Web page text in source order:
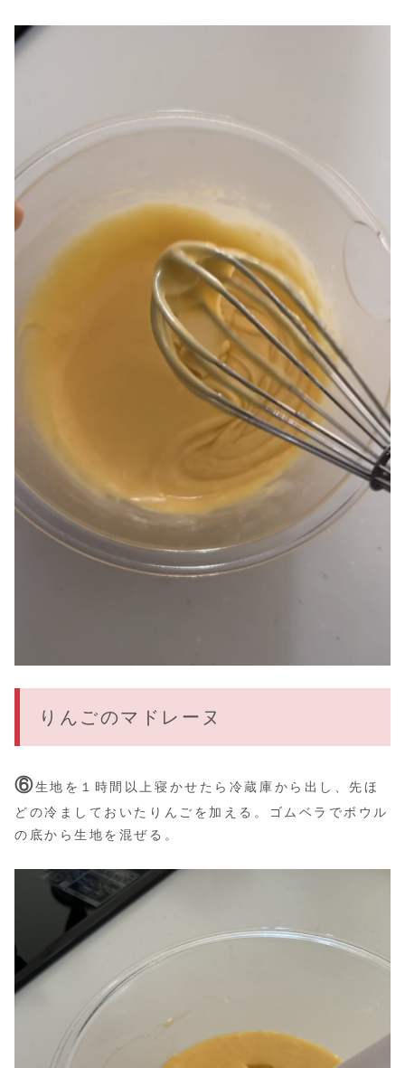
りんごのマドレーヌ
⑥生地を１時間以上寝かせたら冷蔵庫から出し、先ほ
どの冷ましておいたりんごを加える。ゴムベラでボウル
の底から生地を混ぜる。